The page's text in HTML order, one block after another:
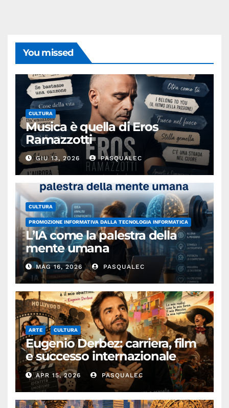
You missed
CULTURA
Musica è quella di Eros
Ramazzotti
GIU 13, 2026 PASQUALEC
CULTURA
PROMOZIONE INFORMATIVA DALLA TECNOLOGIA INFORMATICA
L’IA come la palestra della
mente umana
MAG 16, 2026 PASQUALEC
ARTE CULTURA
Eugenio Derbez: carriera, film
e successo internazionale
dell’attore messicano
APR 15, 2026 PASQUALEC